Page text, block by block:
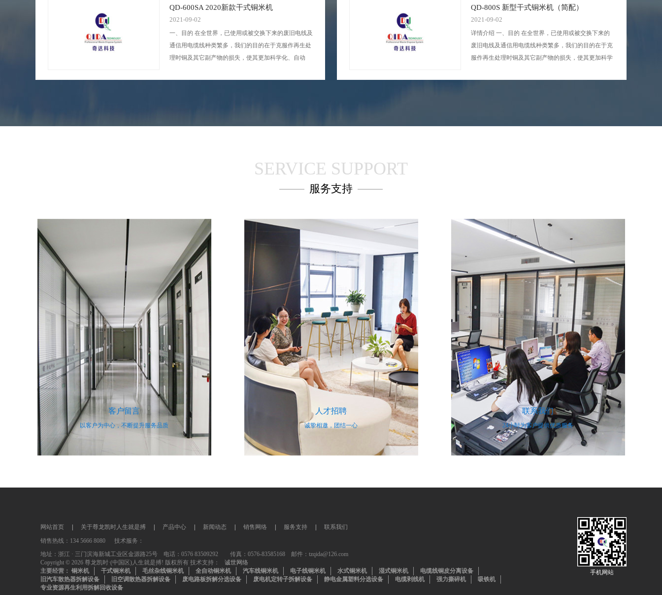
QD-600SA 2020新款干式铜米机
2021-09-02
一、目的 在全世界，已使用或被交换下来的废旧电线及
通信用电缆线种类繁多，我们的目的在于克服作再生处
理时铜及其它副产物的损失，使其更加科学化、自动
QD-800S 新型干式铜米机（简配）
2021-09-02
详情介绍 一、目的 在全世界，已使用或被交换下来的
废旧电线及通信用电缆线种类繁多，我们的目的在于克
服作再生处理时铜及其它副产物的损失，使其更加科学
SERVICE SUPPORT
服务支持
客户留言
以客户为中心，不断提升服务品质
人才招聘
诚挚相邀，团结一心
联系我们
24小时为客户提供优质服务
网站首页 关于尊龙凯时人生就是搏 产品中心 新闻动态 销售网络 服务支持
联系我们
销售热线：134 5666 8080 技术服务：
地址：浙江 · 三门滨海新城工业区金源路25号 电话：0576 83509292 传真：0576-83585168 邮件：tzqida@126.com
Copyright © 2026 尊龙凯时·(中国区)人生就是搏! 版权所有 技术支持：
诚世网络
主要经营： 铜米机 干式铜米机 毛丝杂线铜米机 全自动铜米机 汽车线铜米机 电子线铜米机 水式铜米机 湿式铜米机
电缆线铜皮分离设备
旧汽车散热器拆解设备
旧空调散热器拆解设备 废电路板拆解分选设备 废电机定转子拆解设备 静电金属塑料分选设备 电缆剥线机 强力撕碎机
吸铁机
专业资源再生利用拆解回收设备
手机网站